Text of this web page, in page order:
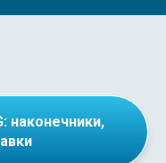
наконечники,